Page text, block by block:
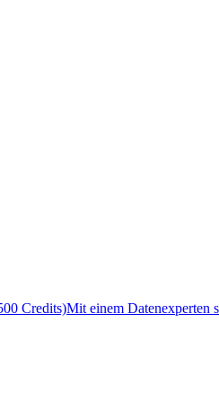
Credits)Mit einem Datenexperten